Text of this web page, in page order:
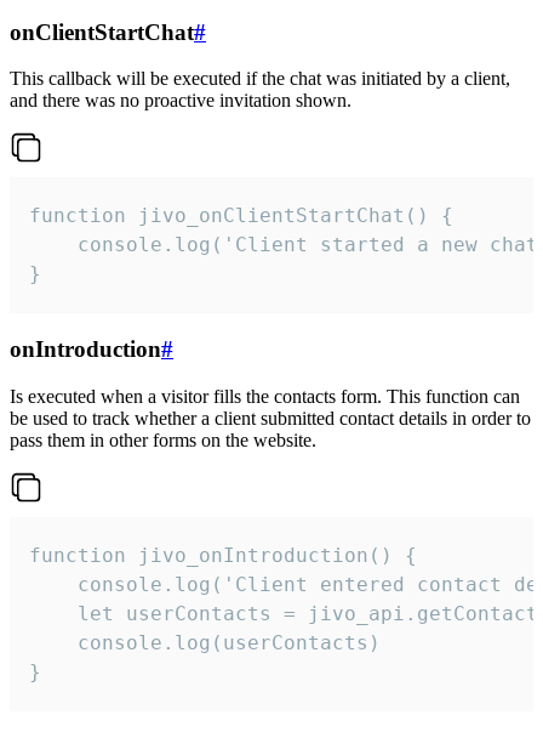
onClientStartChat#
This callback will be executed if the chat was initiated by a client,
and there was no proactive invitation shown.
function jivo_onClientStartChat() {
console.log('Client started a new
}
onIntroduction#
Is executed when a visitor fills the contacts form. This function can
be used to track whether a client submitted contact details in order to
pass them in other forms on the website.
function jivo_onIntroduction() {
console.log('Client entered contact
let userContacts =
    console.log(userContacts)
}